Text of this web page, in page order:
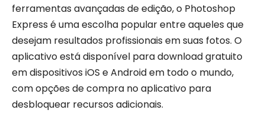
ferramentas avançadas de edição, o Photoshop
Express é uma escolha popular entre aqueles que
desejam resultados profissionais em suas fotos. O
aplicativo está disponível para download gratuito
em dispositivos iOS e Android em todo o mundo,
com opções de compra no aplicativo para
desbloquear recursos adicionais.